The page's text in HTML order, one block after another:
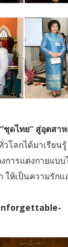
ดไทย” สู่อุตสาห
โลกได้มาเรียน
ารแต่งกายแบบ
ให้เป็นความรัก